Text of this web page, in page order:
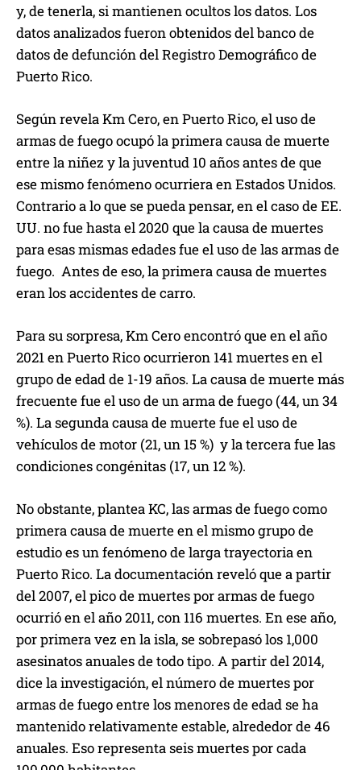
y, de tenerla, si mantienen ocultos los datos. Los
datos analizados fueron obtenidos del banco de
datos de defunción del Registro Demográfico de
Puerto Rico.
Según revela Km Cero, en Puerto Rico, el uso de
armas de fuego ocupó la primera causa de muerte
entre la niñez y la juventud 10 años antes de que
ese mismo fenómeno ocurriera en Estados Unidos.
Contrario a lo que se pueda pensar, en el caso de EE.
UU. no fue hasta el 2020 que la causa de muertes
para esas mismas edades fue el uso de las armas de
fuego. Antes de eso, la primera causa de muertes
eran los accidentes de carro.
Para su sorpresa, Km Cero encontró que en el año
2021 en Puerto Rico ocurrieron 141 muertes en el
grupo de edad de 1-19 años. La causa de muerte más
frecuente fue el uso de un arma de fuego (44, un 34
%). La segunda causa de muerte fue el uso de
vehículos de motor (21, un 15 %) y la tercera fue las
condiciones congénitas (17, un 12 %).
No obstante, plantea KC, las armas de fuego como
primera causa de muerte en el mismo grupo de
estudio es un fenómeno de larga trayectoria en
Puerto Rico. La documentación reveló que a partir
del 2007, el pico de muertes por armas de fuego
ocurrió en el año 2011, con 116 muertes. En ese año,
por primera vez en la isla, se sobrepasó los 1,000
asesinatos anuales de todo tipo. A partir del 2014,
dice la investigación, el número de muertes por
armas de fuego entre los menores de edad se ha
mantenido relativamente estable, alrededor de 46
anuales. Eso representa seis muertes por cada